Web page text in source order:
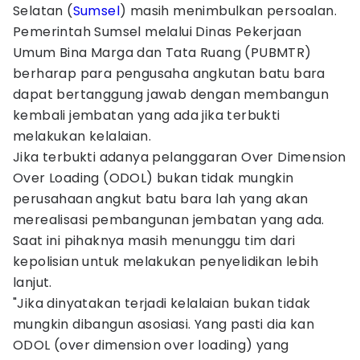
Selatan (Sumsel) masih menimbulkan persoalan.
Pemerintah Sumsel melalui Dinas Pekerjaan
Umum Bina Marga dan Tata Ruang (PUBMTR)
berharap para pengusaha angkutan batu bara
dapat bertanggung jawab dengan membangun
kembali jembatan yang ada jika terbukti
melakukan kelalaian.
Jika terbukti adanya pelanggaran Over Dimension
Over Loading (ODOL) bukan tidak mungkin
perusahaan angkut batu bara lah yang akan
merealisasi pembangunan jembatan yang ada.
Saat ini pihaknya masih menunggu tim dari
kepolisian untuk melakukan penyelidikan lebih
lanjut.
"Jika dinyatakan terjadi kelalaian bukan tidak
mungkin dibangun asosiasi. Yang pasti dia kan
ODOL (over dimension over loading) yang